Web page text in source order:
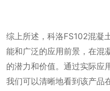
综上所述，科洛FS102混凝
能和广泛的应用前景，在混
的潜力和价值。通过实际应
我们可以清晰地看到该产品